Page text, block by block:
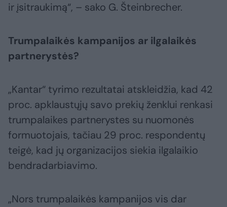
ir įsitraukimą“, – sako G. Šteinbrecher.
Trumpalaikės kampanijos ar ilgalaikės
partnerystės?
„Kantar“ tyrimo rezultatai atskleidžia, kad 42
proc. apklaustųjų savo prekių ženklui renkasi
trumpalaikes partnerystes su nuomonės
formuotojais, tačiau 29 proc. respondentų
teigė, kad jų organizacijos siekia ilgalaikio
bendradarbiavimo.
„Nors trumpalaikės kampanijos vis dar